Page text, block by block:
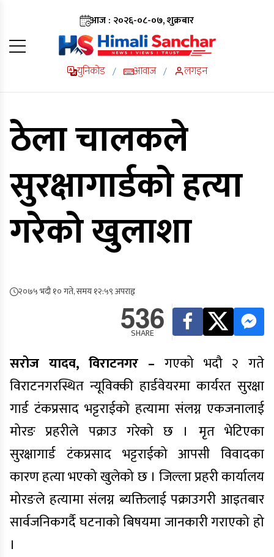
आज : २०२६-०८-०७, शुक्रबार
युनिकोड / आवाज / लगइन
ठेला चालकले
सुरक्षागार्डको हत्या
गरेको खुलाशा
२०७५ भदौ १० गते, समय १२:५९ अपराह्न
536
SHARE
सरोज यादव, विराटनगर – गएको भदौ २ गते
विराटनगरस्थित न्यूविक्की हार्डवेयरमा कार्यरत सुरक्षा
गार्ड टंकप्रसाद भट्टराईको हत्यामा संलग्न एकजनालाई
मोरङ प्रहरीले पक्राउ गरेको छ । मृत भेटिएका
सुरक्षागार्ड टंकप्रसाद भट्टराईको आपसी विवादका
कारण हत्या भएको खुलेको छ । जिल्ला प्रहरी कार्यालय
मोरङले हत्यामा संलग्न ब्यक्तिलाई पक्राउगरी आइतबार
सार्वजनिकगर्दै घटनाको बिषयमा जानकारी गराएको हो
।